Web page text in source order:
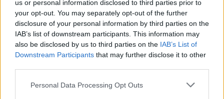
us or personal information disclosed to third parties prior to
your opt-out. You may separately opt-out of the further
disclosure of your personal information by third parties on the
IAB’s list of downstream participants. This information may
also be disclosed by us to third parties on the IAB’s List of
Downstream Participants that may further disclose it to other
Personal Data Processing Opt Outs
Entidades do Alentejo recebem 738,8 mil euros para projetos